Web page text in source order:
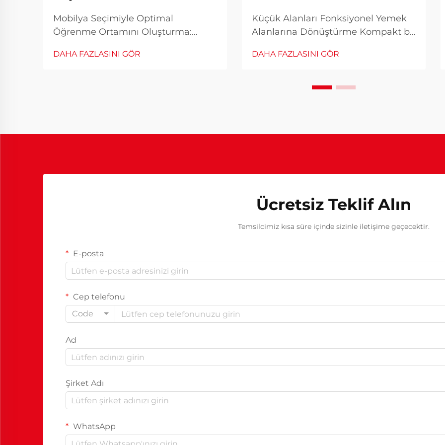
Mobilya Seçimiyle Optimal
Öğrenme Ortamını Oluşturma:
kombinasyonu, öğrencinin öğrenme
DAHA FAZLASINI GÖR
Küçük Alanları Fonksiyonel Yemek
Alanlarına Dönüştürme Kompakt bir
konusunda stil veya işlevselliği göze
Şehir yaşamı giderek yaygın hale
DAHA FAZLASINI GÖR
Ücretsiz Teklif Alın
Temsilcimiz kısa süre içinde sizinle iletişime geçecektir.
E-posta
Cep telefonu
Code
Ad
Şirket Adı
WhatsApp